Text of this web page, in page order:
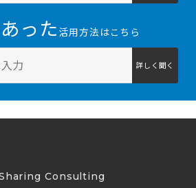
った 活用方法はこちら
詳しく聞く
Consulting